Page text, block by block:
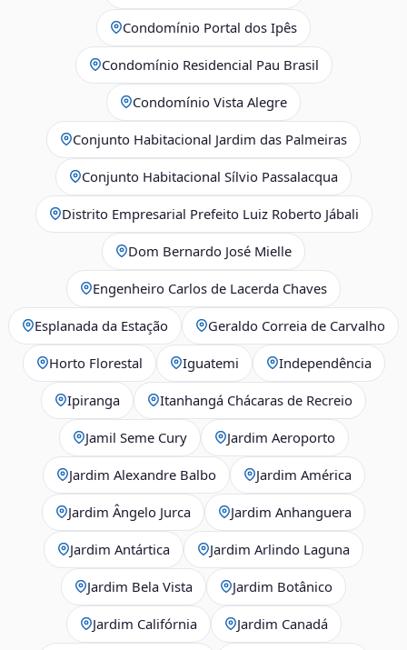
Condomínio Portal dos Ipês
Condomínio Residencial Pau Brasil
Condomínio Vista Alegre
Conjunto Habitacional Jardim das Palmeiras
Conjunto Habitacional Sílvio Passalacqua
Distrito Empresarial Prefeito Luiz Roberto Jábali
Dom Bernardo José Mielle
Engenheiro Carlos de Lacerda Chaves
Esplanada da Estação Geraldo Correia de Carvalho
Horto Florestal Iguatemi Independência
Ipiranga Itanhangá Chácaras de Recreio
Jamil Seme Cury Jardim Aeroporto
Jardim Alexandre Balbo Jardim América
Jardim Ângelo Jurca Jardim Anhanguera
Jardim Antártica Jardim Arlindo Laguna
Jardim Bela Vista Jardim Botânico
Jardim Califórnia Jardim Canadá